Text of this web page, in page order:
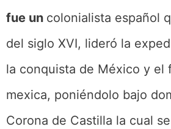
fue un colonialista español
del siglo XVI, lideró la
la conquista de México y el
mexica, poniéndolo bajo
Corona de Castilla la cual